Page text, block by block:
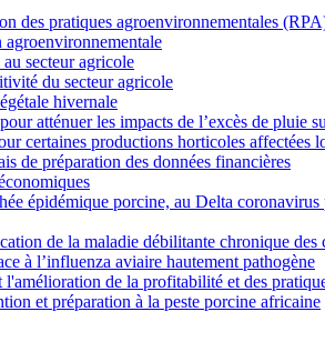
des pratiques agroenvironnementales
secteur agricole
du secteur agricole
hivernale
atténuer les impacts de l’excès de pluie
certaines productions horticoles affectées
de préparation des données financières
épidémique porcine, au Delta
de la maladie débilitante chronique des
à l’influenza aviaire hautement pathogène
de la profitabilité et des
et préparation à la peste porcine africaine